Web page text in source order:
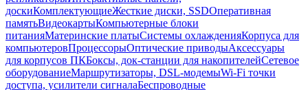
доскиКомплектующиеЖесткие диски, SSDОперативная
памятьВидеокартыКомпьютерные блоки
питанияМатеринские платыСистемы охлажденияКорпуса для
компьютеровПроцессорыОптические приводыАксессуары
для корпусов ПКБоксы, док-станции для накопителейСетевое
оборудованиеМаршрутизаторы, DSL-модемыWi-Fi точки
доступа, усилители сигналаБеспроводные